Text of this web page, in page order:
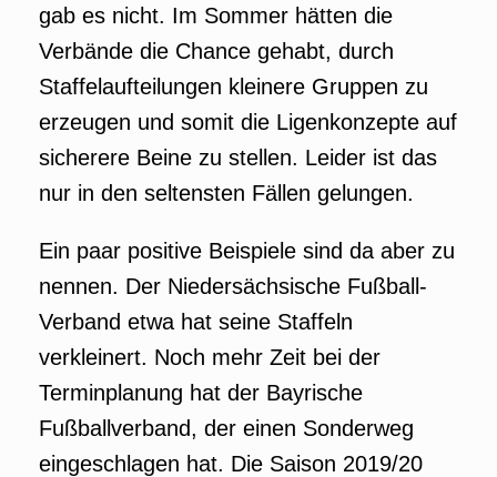
gab es nicht. Im Sommer hätten die
Verbände die Chance gehabt, durch
Staffelaufteilungen kleinere Gruppen zu
erzeugen und somit die Ligenkonzepte auf
sicherere Beine zu stellen. Leider ist das
nur in den seltensten Fällen gelungen.
Ein paar positive Beispiele sind da aber zu
nennen. Der Niedersächsische Fußball-
Verband etwa hat seine Staffeln
verkleinert. Noch mehr Zeit bei der
Terminplanung hat der Bayrische
Fußballverband, der einen Sonderweg
eingeschlagen hat. Die Saison 2019/20